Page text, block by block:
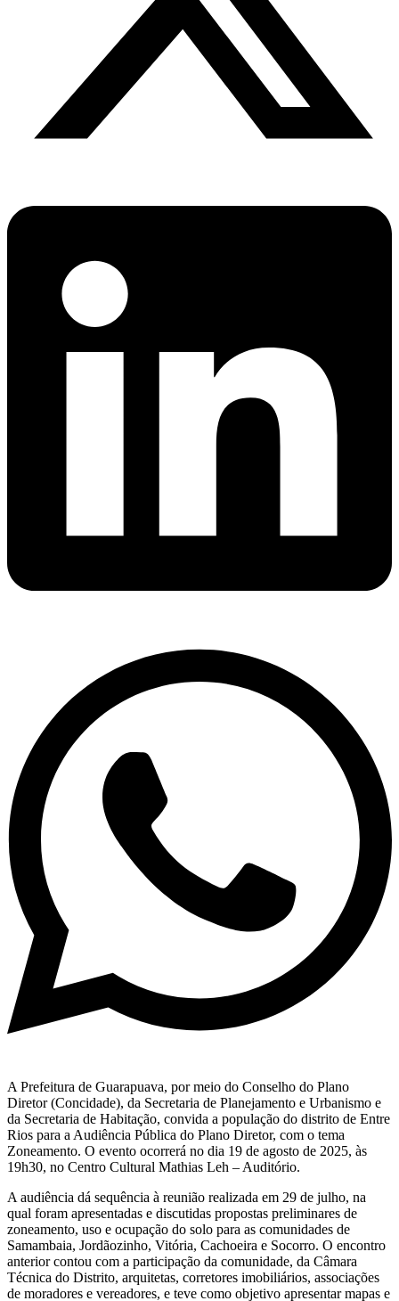
A Prefeitura de Guarapuava, por meio do Conselho do Plano
Diretor (Concidade), da Secretaria de Planejamento e Urbanismo e
da Secretaria de Habitação, convida a população do distrito de Entre
Rios para a Audiência Pública do Plano Diretor, com o tema
Zoneamento. O evento ocorrerá no dia 19 de agosto de 2025, às
19h30, no Centro Cultural Mathias Leh – Auditório.
A audiência dá sequência à reunião realizada em 29 de julho, na
qual foram apresentadas e discutidas propostas preliminares de
zoneamento, uso e ocupação do solo para as comunidades de
Samambaia, Jordãozinho, Vitória, Cachoeira e Socorro. O encontro
anterior contou com a participação da comunidade, da Câmara
Técnica do Distrito, arquitetas, corretores imobiliários, associações
de moradores e vereadores, e teve como objetivo apresentar mapas e